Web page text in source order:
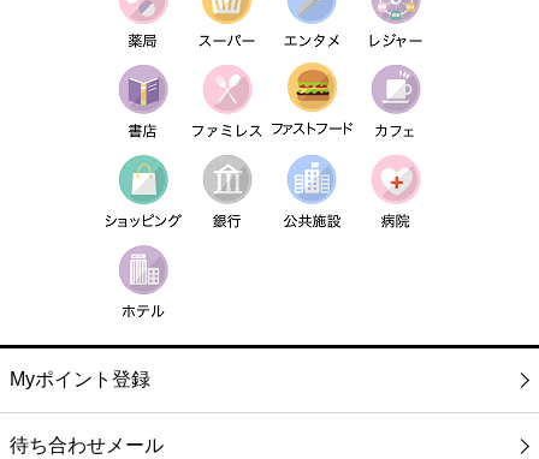
Myポイント登録
待ち合わせメール